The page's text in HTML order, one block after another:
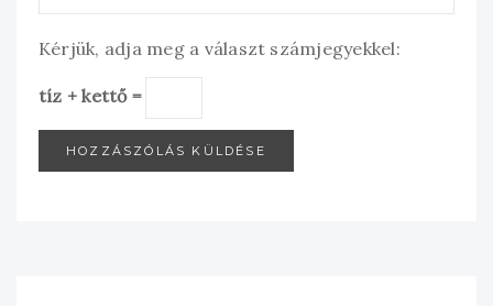
Kérjük, adja meg a választ számjegyekkel:
tíz + kettő =